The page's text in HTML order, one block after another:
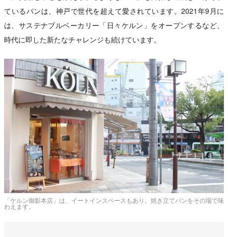
ているパンは、神戸で世代を超えて愛されています。2021年9月に
は、サステナブルベーカリー「日々ケルン」をオープンするなど、
時代に即した新たなチャレンジも続けています。
「ケルン御影本店」は、イートインスペースもあり。焼き立てパンをその場で味
わえます。